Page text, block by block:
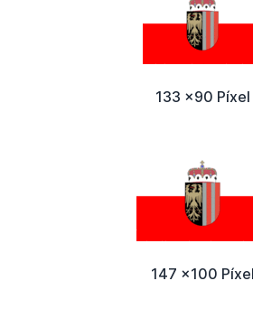
133 x90 Píxel
147 x100 Píxel